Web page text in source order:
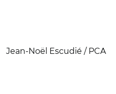
Jean-Noël Escudié / PCA